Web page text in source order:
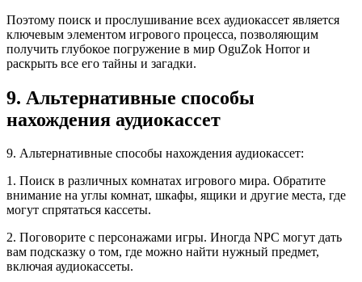
Поэтому поиск и прослушивание всех аудиокассет является
ключевым элементом игрового процесса, позволяющим
получить глубокое погружение в мир OguZok Horror и
раскрыть все его тайны и загадки.
9. Альтернативные способы
нахождения аудиокассет
9. Альтернативные способы нахождения аудиокассет:
1. Поиск в различных комнатах игрового мира. Обратите
внимание на углы комнат, шкафы, ящики и другие места, где
могут спрятаться кассеты.
2. Поговорите с персонажами игры. Иногда NPC могут дать
вам подсказку о том, где можно найти нужный предмет,
включая аудиокассеты.